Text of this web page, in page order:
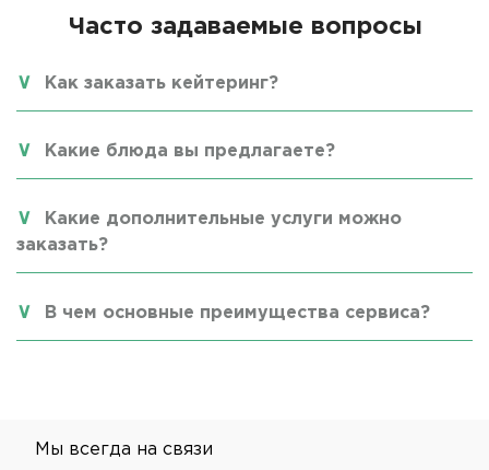
Часто задаваемые вопросы
Как заказать кейтеринг?
Какие блюда вы предлагаете?
Какие дополнительные услуги можно
заказать?
В чем основные преимущества сервиса?
Мы всегда на связи